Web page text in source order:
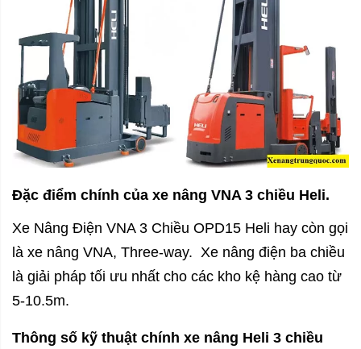
Đặc điểm chính của xe nâng VNA 3 chiều Heli.
Xe Nâng Điện VNA 3 Chiều OPD15 Heli hay còn gọi
là xe nâng VNA, Three-way. Xe nâng điện ba chiều
là giải pháp tối ưu nhất cho các kho kệ hàng cao từ
5-10.5m.
Thông số kỹ thuật chính xe nâng Heli 3 chiều